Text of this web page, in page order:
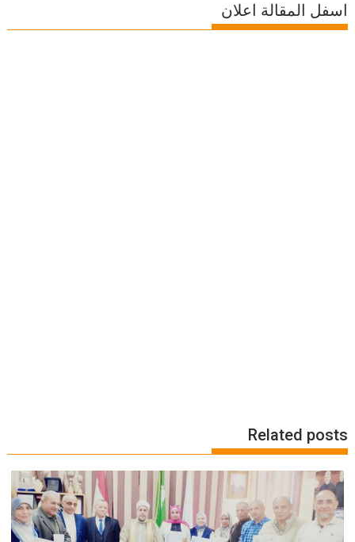
اسفل المقالة اعلان
Related posts